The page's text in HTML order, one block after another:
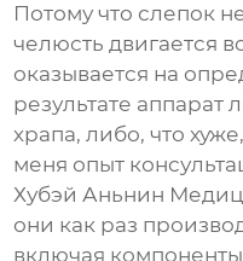
Потому что слепок
челюсть двигается
оказывается на
результате аппарат
храпа, либо, что
меня опыт
Хубэй Аньнин
они как раз
включая